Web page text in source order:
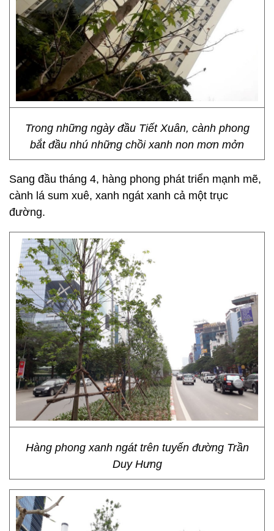
Trong những ngày đầu Tiết Xuân, cành phong
bắt đầu nhú những chồi xanh non mơn mởn
Sang đầu tháng 4, hàng phong phát triển mạnh mẽ,
cành lá sum xuê, xanh ngát xanh cả một trục
đường.
Hàng phong xanh ngát trên tuyến đường Trần
Duy Hưng